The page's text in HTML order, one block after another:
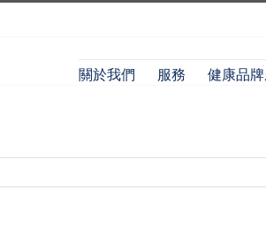
關於我們 服務 健康品